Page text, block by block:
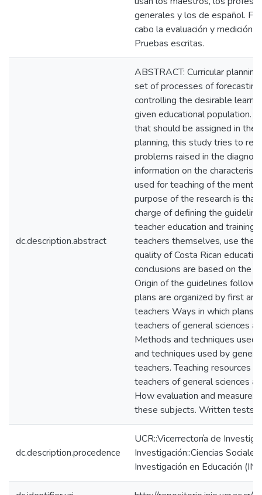
generales y los de español.
cabo la evaluación y medición
Pruebas escritas.
dc.description.abstract
ABSTRACT: Curricular
set of processes of
controlling the desirable
given educational population.
that should be assigned in the
planning, this study tries to
problems raised in the
information on the
used for teaching of the
purpose of the research is
charge of defining the
teacher education and training
teachers themselves, use the
quality of Costa Rican
conclusions are based on the
Origin of the guidelines
plans are organized by first
teachers Ways in which plans
teachers of general sciences
Methods and techniques used
and techniques used by
teachers. Teaching resources
teachers of general sciences
How evaluation and
these subjects. Written tests.
dc.description.procedence
UCR::Vicerrectoría de
Investigación::Ciencias
Investigación en Educación